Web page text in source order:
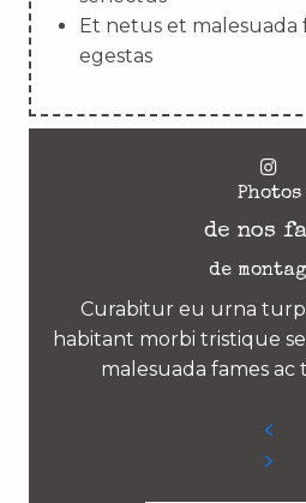
Et netus et malesuada
egestas
Photos
de nos
de
Curabitur eu urna
habitant morbi tristique
malesuada fames ac